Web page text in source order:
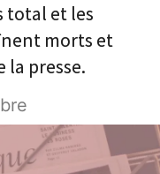
total et les
morts et
presse.